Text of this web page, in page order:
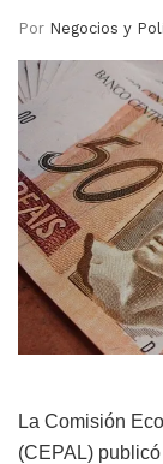
Por Negocios y
La Comisión
(CEPAL)